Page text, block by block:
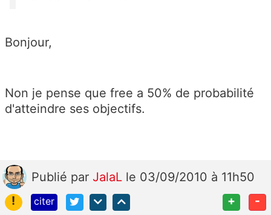
Bonjour,
Non je pense que free a 50% de probabilité
d'atteindre ses objectifs.
Publié par JalaL le 03/09/2010 à 11h50
!
citer + -